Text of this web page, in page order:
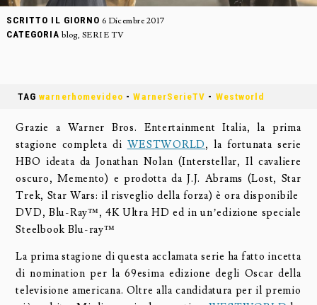
SCRITTO IL GIORNO 6 Dicembre 2017
CATEGORIA blog, SERIE TV
TAGwarnerhomevideo -WarnerSerieTV - Westworld
Grazie a Warner Bros. Entertainment Italia, la prima
stagione completa di WESTWORLD, la fortunata serie
HBO ideata da Jonathan Nolan (Interstellar, Il cavaliere
oscuro, Memento) e prodotta da J.J. Abrams (Lost, Star
Trek, Star Wars: il risveglio della forza) è ora disponibile
DVD, Blu-Ray™, 4K Ultra HD ed in un’edizione speciale
Steelbook Blu-ray™
La prima stagione di questa acclamata serie ha fatto incetta
di nomination per la 69esima edizione degli Oscar della
televisione americana. Oltre alla candidatura per il premio